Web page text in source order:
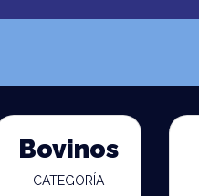
Bovinos
CATEGORÍA